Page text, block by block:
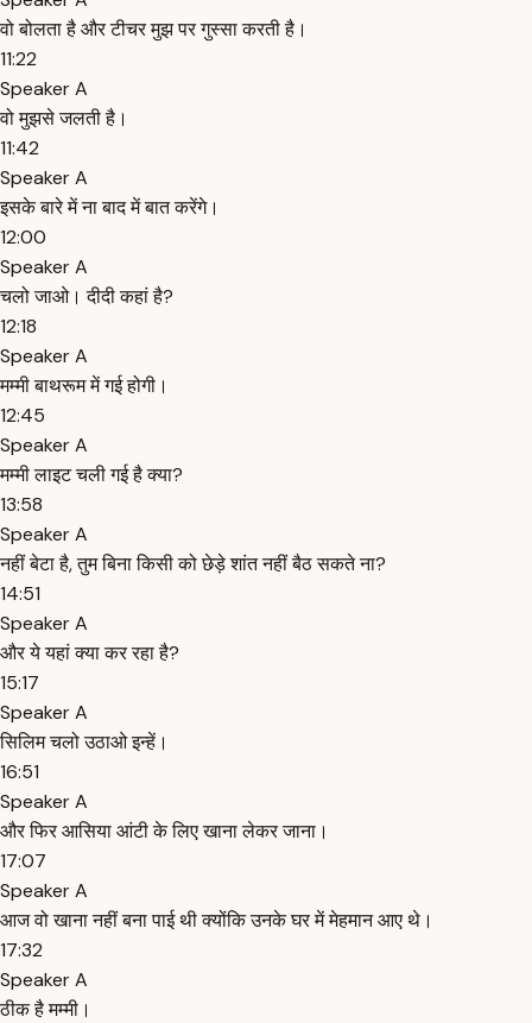
वो बोलता है और टीचर मुझ पर गुस्सा करती है।
11:22
Speaker A
वो मुझसे जलती है।
11:42
Speaker A
इसके बारे में ना बाद में बात करेंगे।
12:00
Speaker A
चलो जाओ। दीदी कहां है?
12:18
Speaker A
मम्मी बाथरूम में गई होगी।
12:45
Speaker A
मम्मी लाइट चली गई है क्या?
13:58
Speaker A
नहीं बेटा है, तुम बिना किसी को छेड़े शांत नहीं बैठ सकते ना?
14:51
Speaker A
और ये यहां क्या कर रहा है?
15:17
Speaker A
सिलिम चलो उठाओ इन्हें।
16:51
Speaker A
और फिर आसिया आंटी के लिए खाना लेकर जाना।
17:07
Speaker A
आज वो खाना नहीं बना पाई थी क्योंकि उनके घर में मेहमान आए थे।
17:32
Speaker A
ठीक है मम्मी।